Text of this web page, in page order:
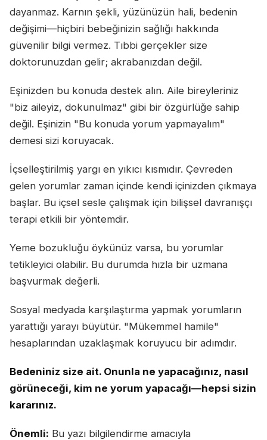
dayanmaz. Karnın şekli, yüzünüzün hali, bedenin
değişimi—hiçbiri bebeğinizin sağlığı hakkında
güvenilir bilgi vermez. Tıbbi gerçekler size
doktorunuzdan gelir; akrabanızdan değil.
Eşinizden bu konuda destek alın. Aile bireyleriniz
"biz aileyiz, dokunulmaz" gibi bir özgürlüğe sahip
değil. Eşinizin "Bu konuda yorum yapmayalım"
demesi sizi koruyacak.
İçselleştirilmiş yargı en yıkıcı kısmıdır. Çevreden
gelen yorumlar zaman içinde kendi içinizden çıkmaya
başlar. Bu içsel sesle çalışmak için bilişsel davranışçı
terapi etkili bir yöntemdir.
Yeme bozukluğu öykünüz varsa, bu yorumlar
tetikleyici olabilir. Bu durumda hızla bir uzmana
başvurmak değerli.
Sosyal medyada karşılaştırma yapmak yorumların
yarattığı yarayı büyütür. "Mükemmel hamile"
hesaplarından uzaklaşmak koruyucu bir adımdır.
Bedeniniz size ait. Onunla ne yapacağınız, nasıl
görüneceği, kim ne yorum yapacağı—hepsi sizin
kararınız.
Önemli: Bu yazı bilgilendirme amacıyla